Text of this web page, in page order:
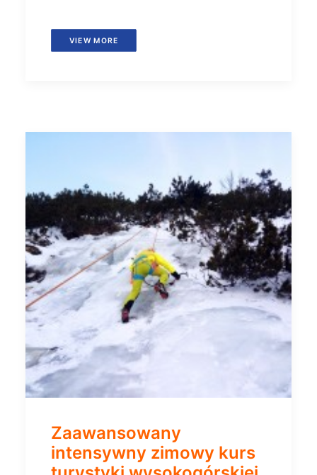
VIEW MORE
Zaawansowany
intensywny zimowy kurs